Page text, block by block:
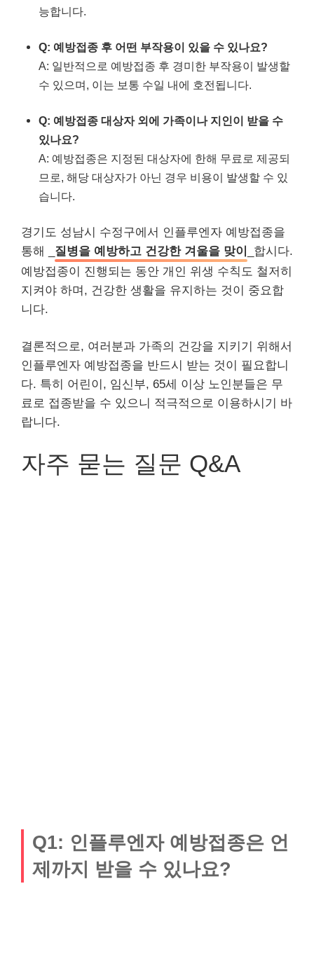
능합니다.
Q: 예방접종 후 어떤 부작용이 있을 수 있나요?
A: 일반적으로 예방접종 후 경미한 부작용이 발생할
수 있으며, 이는 보통 수일 내에 호전됩니다.
Q: 예방접종 대상자 외에 가족이나 지인이 받을 수
있나요?
A: 예방접종은 지정된 대상자에 한해 무료로 제공되
므로, 해당 대상자가 아닌 경우 비용이 발생할 수 있
습니다.
경기도 성남시 수정구에서 인플루엔자 예방접종을
통해 _ 질병을 예방하고 건강한 겨울을 맞이
_합시다.
예방접종이 진행되는 동안 개인 위생 수칙도 철저히
지켜야 하며, 건강한 생활을 유지하는 것이 중요합
니다.
결론적으로, 여러분과 가족의 건강을 지키기 위해서
인플루엔자 예방접종을 반드시 받는 것이 필요합니
다. 특히 어린이, 임신부, 65세 이상 노인분들은 무
료로 접종받을 수 있으니 적극적으로 이용하시기 바
랍니다.
자주 묻는 질문 Q&A
Q1: 인플루엔자 예방접종은 언
제까지 받을 수 있나요?